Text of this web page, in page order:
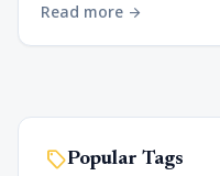
Read more arrow_forward
sellPopular Tags